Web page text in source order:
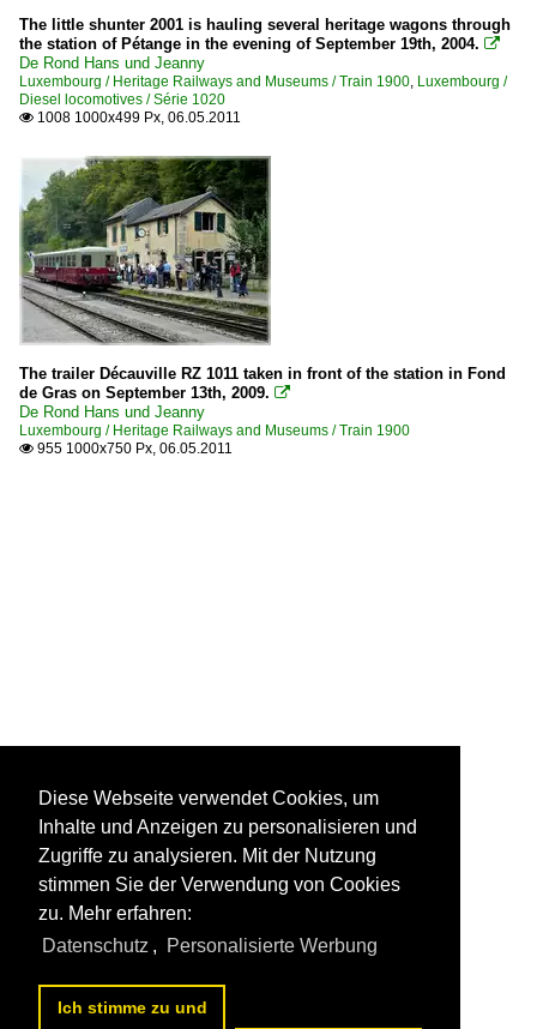
The little shunter 2001 is hauling several heritage wagons through
the station of Pétange in the evening of September 19th, 2004. 
De Rond Hans und Jeanny
Luxembourg / Heritage Railways and Museums / Train 1900, Luxembourg /
Diesel locomotives / Série 1020
 1008 1000x499 Px, 06.05.2011
The trailer Décauville RZ 1011 taken in front of the station in Fond
de Gras on September 13th, 2009. 
De Rond Hans und Jeanny
Luxembourg / Heritage Railways and Museums / Train 1900
 955 1000x750 Px, 06.05.2011
Diese Webseite verwendet Cookies, um
Inhalte und Anzeigen zu personalisieren und
Zugriffe zu analysieren. Mit der Nutzung
stimmen Sie der Verwendung von Cookies
zu. Mehr erfahren:
Datenschutz , Personalisierte Werbung
Ich stimme zu und